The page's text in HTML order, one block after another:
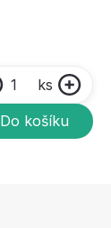
ks
Do košíku